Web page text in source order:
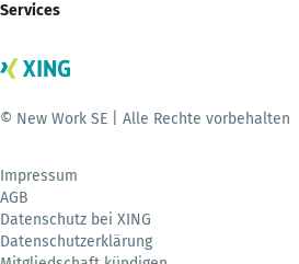
Services
© New Work SE | Alle Rechte vorbehalten
Impressum
AGB
Datenschutz bei XING
Datenschutzerklärung